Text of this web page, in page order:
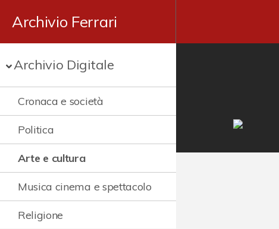
Archivio Ferrari
Archivio Digitale
Cronaca e società
Politica
Arte e cultura
Musica cinema e spettacolo
Religione